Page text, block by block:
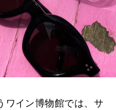
ワイン博物館では、サ